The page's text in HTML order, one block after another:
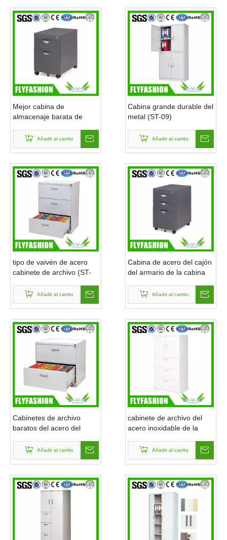
Noticias 004 de
Muebles Co., Ltd de Guangzhou Flyfashion
Esto es un párrafo de la muestra
Mejor cabina de
almacenaje barata de
Añadir al carrito
Cabina grande durable del
metal (ST-09)
Añadir al carrito
tipo de vaivén de acero
cabinete de archivo (ST-
Añadir al carrito
Cabina de acero del cajón
del armario de la cabina
los muebles 3 con las
ruedas (ST-12)
Añadir al carrito
Cabinetes de archivo
baratos del acero del
Añadir al carrito
cabinete de archivo del
acero inoxidable de la
la oficina (ST-06)
Añadir al carrito